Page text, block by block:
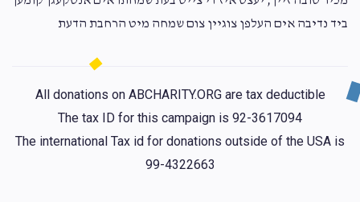
ביד נדיבה אים העלפן צוגיין צום שמחה מיט הרחבת הדעת
All donations on ABCHARITY.ORG are tax deductible
The tax ID for this campaign is 92-3617094
The international Tax id for donations outside of the USA is
99-4322663